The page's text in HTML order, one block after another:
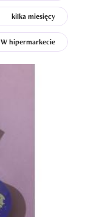
kilka miesięcy
W hipermarkecie